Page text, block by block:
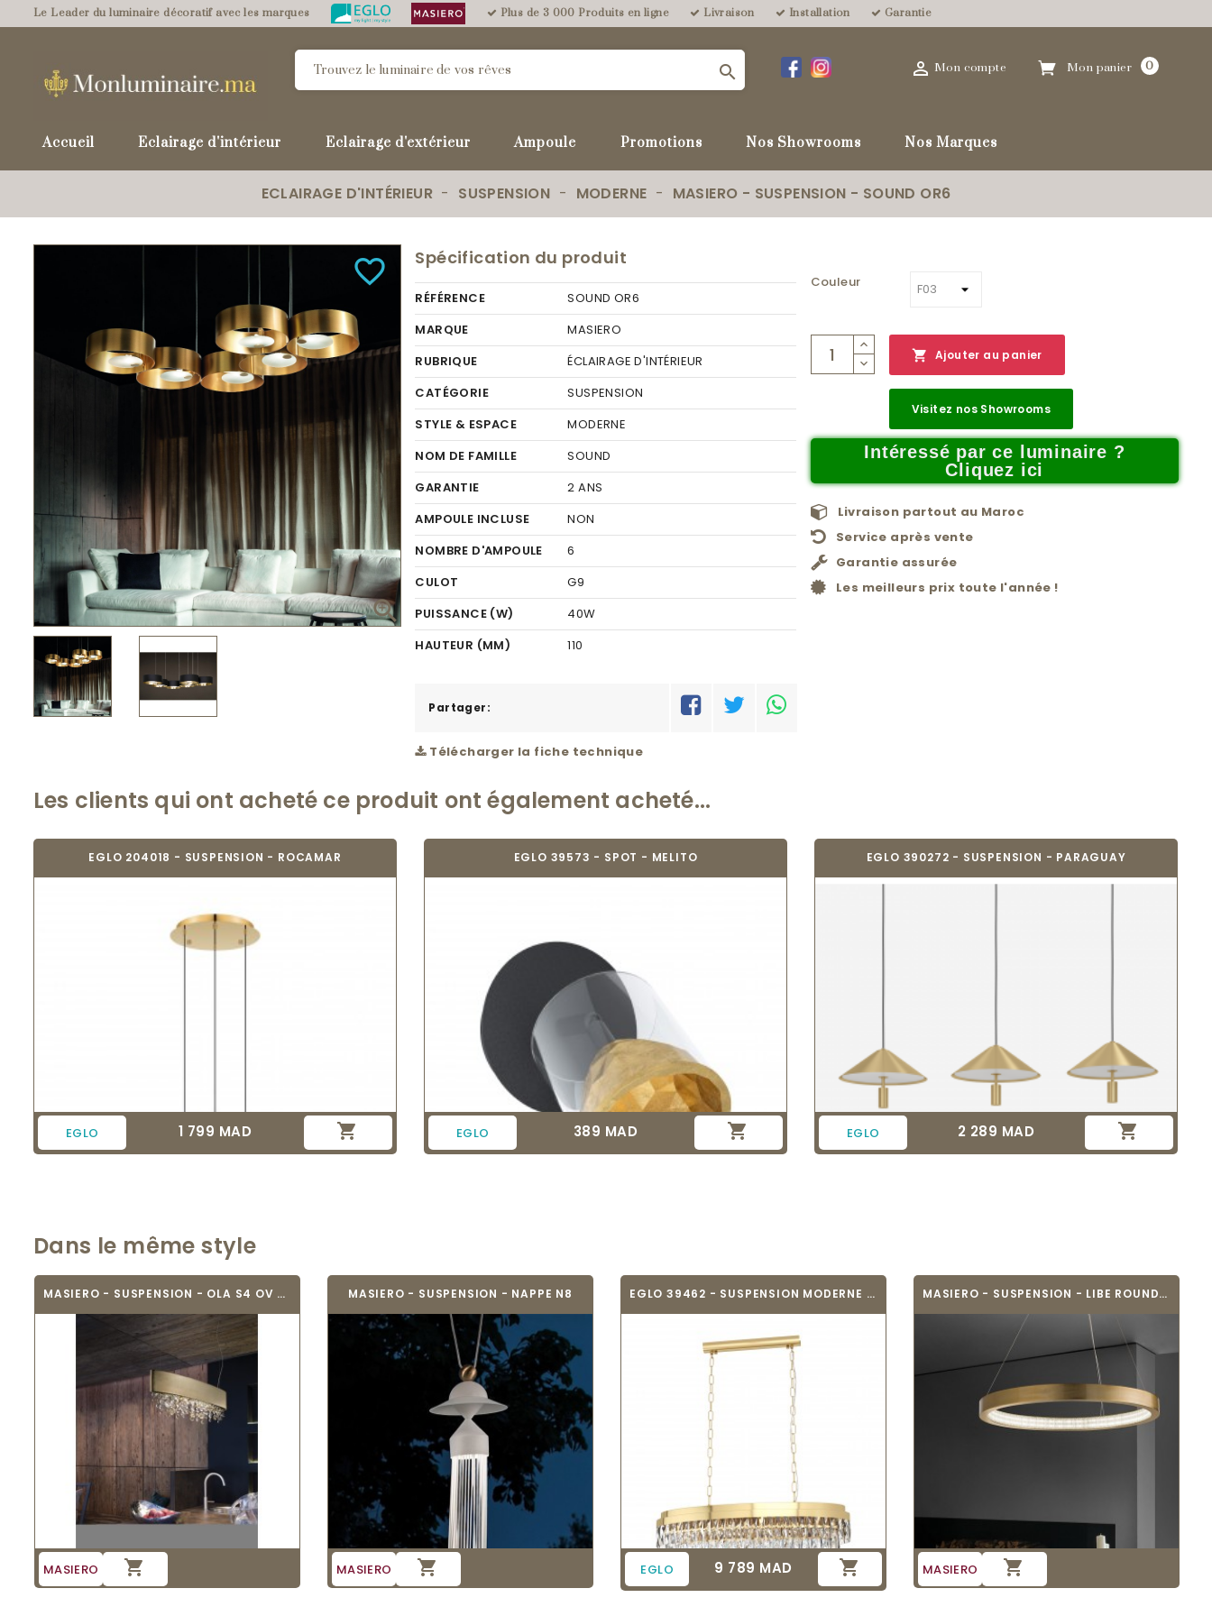
Le Leader du luminaire décoratif avec les marques Plus de 3 000 Produits en ligne Livraison Installation Garantie
Mon panier 0
 Mon compte

Accueil Eclairage d'intérieur Eclairage d'extérieur Ampoule Promotions Nos Showrooms Nos Marques
ECLAIRAGE D'INTÉRIEUR SUSPENSION MODERNE MASIERO - SUSPENSION - SOUND OR6
favorite_border

Spécification du produit
RÉFÉRENCE
SOUND OR6
MARQUE
MASIERO
RUBRIQUE
ÉCLAIRAGE D'INTÉRIEUR
CATÉGORIE
SUSPENSION
STYLE & ESPACE
MODERNE
NOM DE FAMILLE
SOUND
GARANTIE
2 ANS
AMPOULE INCLUSE
NON
NOMBRE D'AMPOULE
6
CULOT
G9
PUISSANCE (W)
40W
HAUTEUR (MM)
110
RÉSEAU
Partager:
Télécharger la fiche technique
Couleur
 Ajouter au panier
Visitez nos Showrooms
Intéressé par ce luminaire ?
Cliquez ici
Livraison partout au Maroc
Service après vente
Garantie assurée
Les meilleurs prix toute l'année !
Les clients qui ont acheté ce produit ont également acheté...
EGLO 204018 - SUSPENSION - ROCAMAR
EGLO Prix
1 799 MAD 
EGLO 39573 - SPOT - MELITO
EGLO Prix
389 MAD 
EGLO 390272 - SUSPENSION - PARAGUAY
EGLO Prix
2 289 MAD 
Dans le même style
MASIERO - SUSPENSION - OLA S4 OV 50
MASIERO 
MASIERO - SUSPENSION - NAPPE N8
MASIERO 
EGLO 39462 - SUSPENSION MODERNE - VALPARAISO
EGLO Prix
9 789 MAD 
MASIERO - SUSPENSION - LIBE ROUND S60
MASIERO 